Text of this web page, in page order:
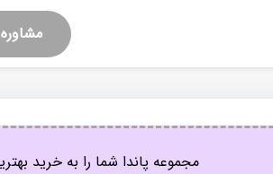
مجموعه پاندا شما را به خرید